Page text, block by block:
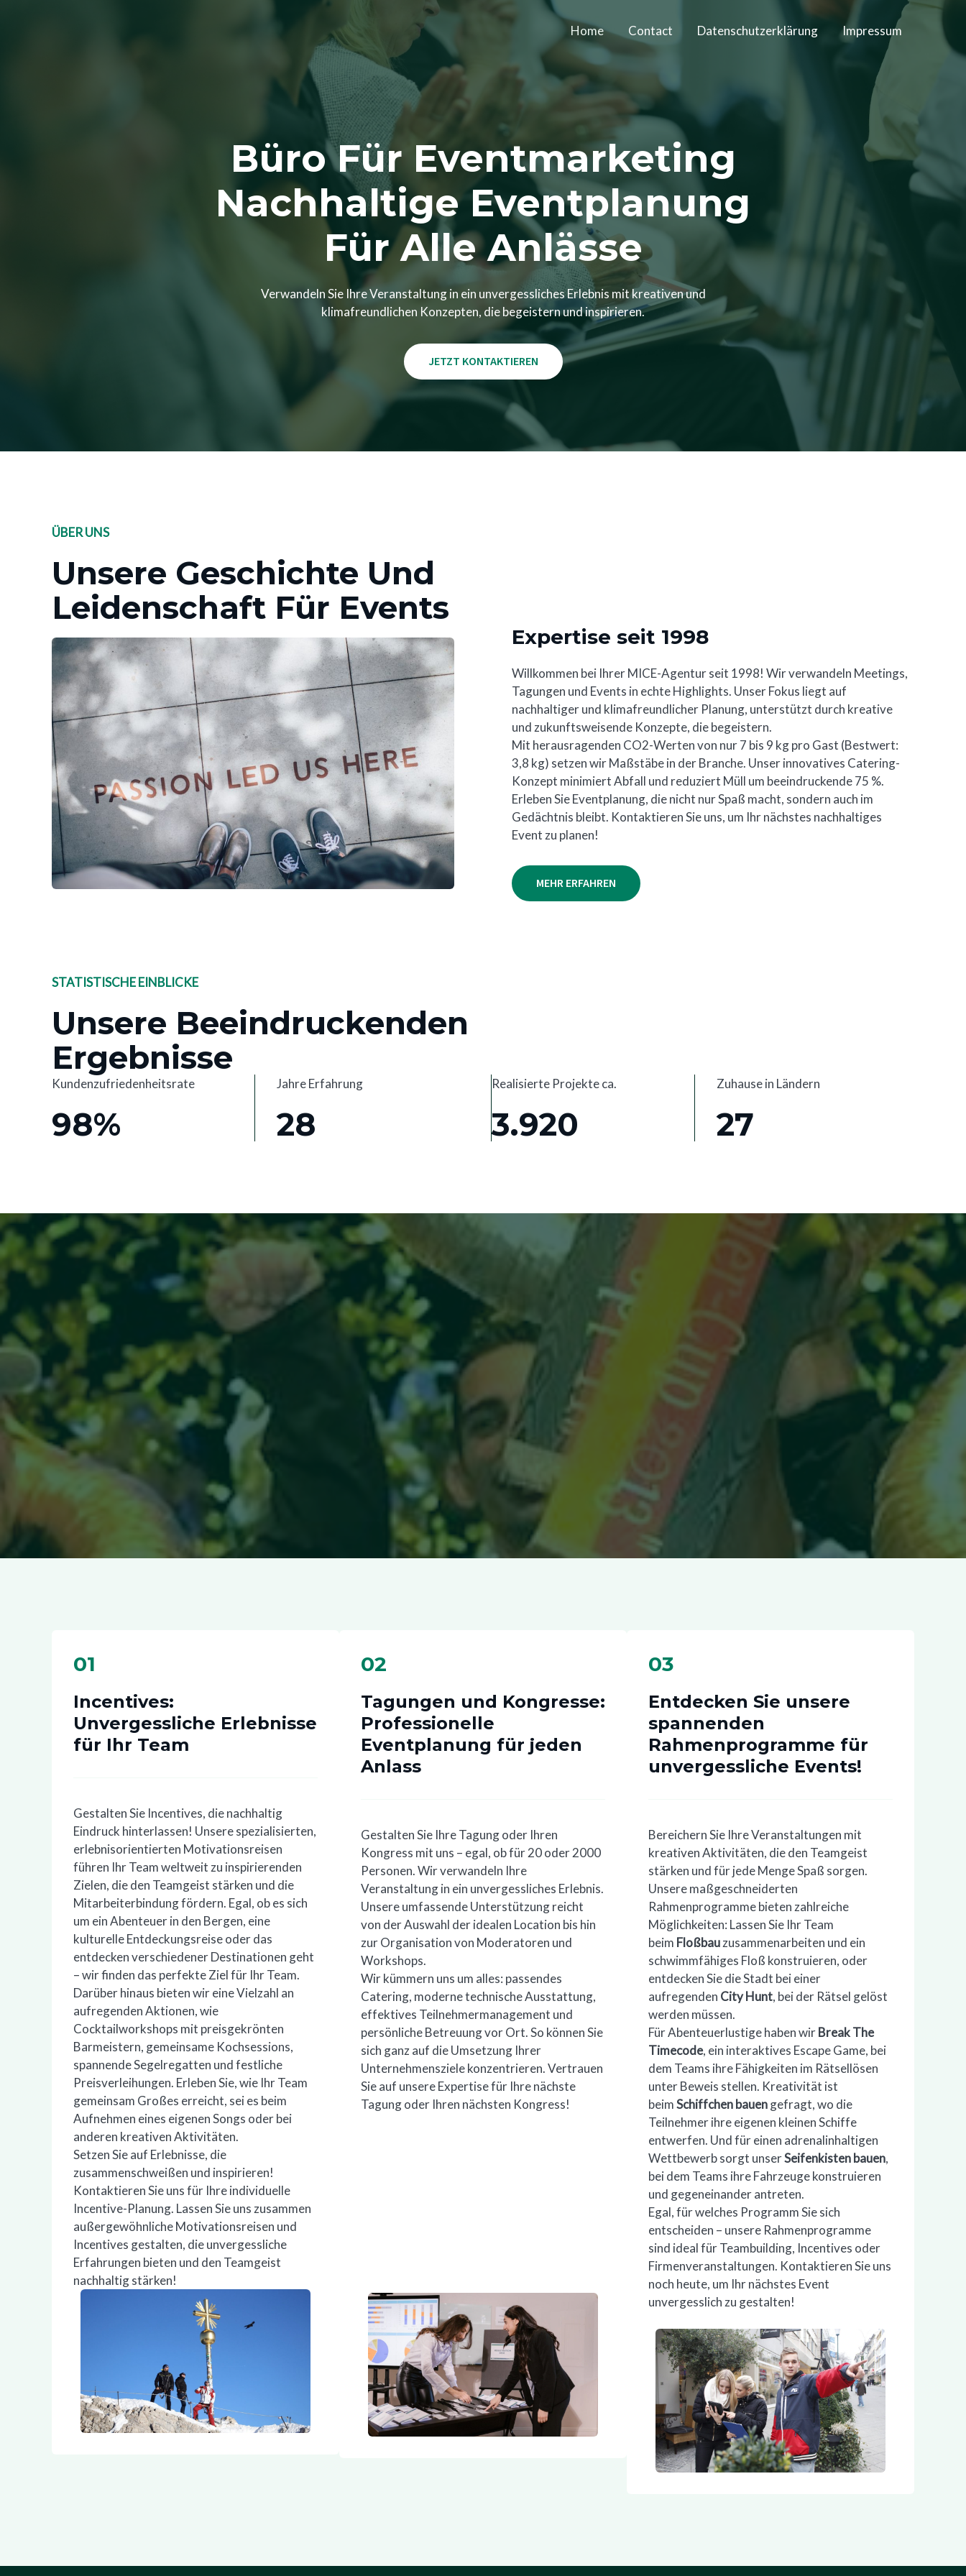
Home Contact Datenschutzerklärung Impressum
Büro Für Eventmarketing
Nachhaltige Eventplanung
Für Alle Anlässe
Verwandeln Sie Ihre Veranstaltung in ein unvergessliches Erlebnis mit kreativen und
klimafreundlichen Konzepten, die begeistern und inspirieren.
JETZT KONTAKTIEREN
ÜBER UNS
Unsere Geschichte Und
Leidenschaft Für Events
Expertise seit 1998
Willkommen bei Ihrer MICE-Agentur seit 1998! Wir verwandeln Meetings,
Tagungen und Events in echte Highlights. Unser Fokus liegt auf
nachhaltiger und klimafreundlicher Planung, unterstützt durch kreative
und zukunftsweisende Konzepte, die begeistern.
Mit herausragenden CO2-Werten von nur 7 bis 9 kg pro Gast (Bestwert:
3,8 kg) setzen wir Maßstäbe in der Branche. Unser innovatives Catering-
Konzept minimiert Abfall und reduziert Müll um beeindruckende 75 %.
Erleben Sie Eventplanung, die nicht nur Spaß macht, sondern auch im
Gedächtnis bleibt. Kontaktieren Sie uns, um Ihr nächstes nachhaltiges
Event zu planen!
MEHR ERFAHREN
STATISTISCHE EINBLICKE
Unsere Beeindruckenden
Ergebnisse
Kundenzufriedenheitsrate
98%
Jahre Erfahrung
28
Realisierte Projekte ca.
3.920
Zuhause in Ländern
27
01
Incentives:
Unvergessliche Erlebnisse
für Ihr Team
Gestalten Sie Incentives, die nachhaltig
Eindruck hinterlassen! Unsere spezialisierten,
erlebnisorientierten Motivationsreisen
führen Ihr Team weltweit zu inspirierenden
Zielen, die den Teamgeist stärken und die
Mitarbeiterbindung fördern. Egal, ob es sich
um ein Abenteuer in den Bergen, eine
kulturelle Entdeckungsreise oder das
entdecken verschiedener Destinationen geht
– wir finden das perfekte Ziel für Ihr Team.
Darüber hinaus bieten wir eine Vielzahl an
aufregenden Aktionen, wie
Cocktailworkshops mit preisgekrönten
Barmeistern, gemeinsame Kochsessions,
spannende Segelregatten und festliche
Preisverleihungen. Erleben Sie, wie Ihr Team
gemeinsam Großes erreicht, sei es beim
Aufnehmen eines eigenen Songs oder bei
anderen kreativen Aktivitäten.
Setzen Sie auf Erlebnisse, die
zusammenschweißen und inspirieren!
Kontaktieren Sie uns für Ihre individuelle
Incentive-Planung. Lassen Sie uns zusammen
außergewöhnliche Motivationsreisen und
Incentives gestalten, die unvergessliche
Erfahrungen bieten und den Teamgeist
nachhaltig stärken!
02
Tagungen und Kongresse:
Professionelle
Eventplanung für jeden
Anlass
Gestalten Sie Ihre Tagung oder Ihren
Kongress mit uns – egal, ob für 20 oder 2000
Personen. Wir verwandeln Ihre
Veranstaltung in ein unvergessliches Erlebnis.
Unsere umfassende Unterstützung reicht
von der Auswahl der idealen Location bis hin
zur Organisation von Moderatoren und
Workshops.
Wir kümmern uns um alles: passendes
Catering, moderne technische Ausstattung,
effektives Teilnehmermanagement und
persönliche Betreuung vor Ort. So können Sie
sich ganz auf die Umsetzung Ihrer
Unternehmensziele konzentrieren. Vertrauen
Sie auf unsere Expertise für Ihre nächste
Tagung oder Ihren nächsten Kongress!
03
Entdecken Sie unsere
spannenden
Rahmenprogramme für
unvergessliche Events!
Bereichern Sie Ihre Veranstaltungen mit
kreativen Aktivitäten, die den Teamgeist
stärken und für jede Menge Spaß sorgen.
Unsere maßgeschneiderten
Rahmenprogramme bieten zahlreiche
Möglichkeiten: Lassen Sie Ihr Team
beim Floßbauzusammenarbeiten und ein
schwimmfähiges Floß konstruieren, oder
entdecken Sie die Stadt bei einer
aufregenden City Hunt, bei der Rätsel gelöst
werden müssen.
Für Abenteuerlustige haben wirBreak The
Timecode, ein interaktives Escape Game, bei
dem Teams ihre Fähigkeiten im Rätsellösen
unter Beweis stellen. Kreativität ist
beimSchiffchen bauengefragt, wo die
Teilnehmer ihre eigenen kleinen Schiffe
entwerfen. Und für einen adrenalinhaltigen
Wettbewerb sorgt unserSeifenkisten bauen,
bei dem Teams ihre Fahrzeuge konstruieren
und gegeneinander antreten.
Egal, für welches Programm Sie sich
entscheiden – unsere Rahmenprogramme
sind ideal für Teambuilding, Incentives oder
Firmenveranstaltungen. Kontaktieren Sie uns
noch heute, um Ihr nächstes Event
unvergesslich zu gestalten!